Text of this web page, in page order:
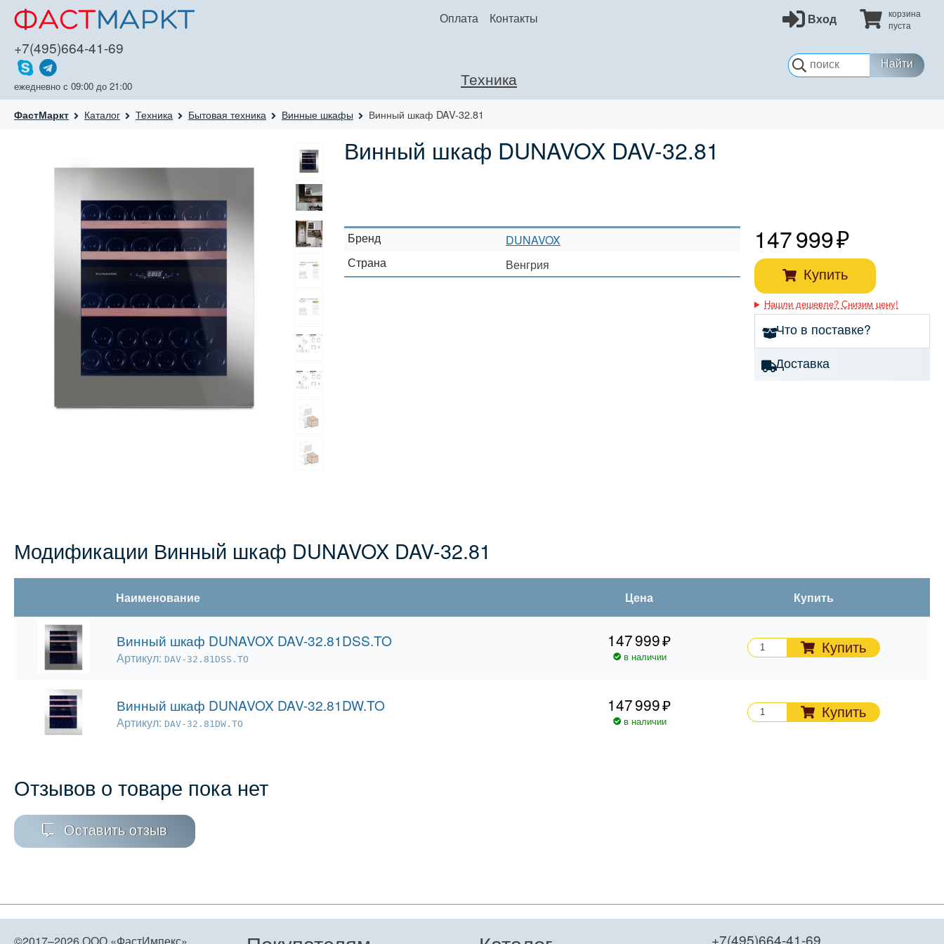
+7(495)664-41-69
ежедневно с 09:00 до 21:00
Оплата Контакты
Техника
Найти
Вход
корзина
пуста
ФастМаркт Каталог Техника Бытовая техника Винные шкафы Винный шкаф DAV-32.81
Винный шкаф DUNAVOX DAV-32.81
Бренд
DUNAVOX
Страна
Венгрия
147 999
Купить
Нашли дешевле? Снизим цену!
Что в поставке?
Доставка
Модификации Винный шкаф DUNAVOX DAV-32.81
Наименование Цена Купить
Винный шкаф DUNAVOX DAV-32.81DSS.TO
Артикул: DAV-32.81DSS.TO
147 999
в наличии
Купить
Винный шкаф DUNAVOX DAV-32.81DW.TO
Артикул: DAV-32.81DW.TO
147 999
в наличии
Купить
Отзывов о товаре пока нет
Оставить отзыв
+7(495)664-41-69